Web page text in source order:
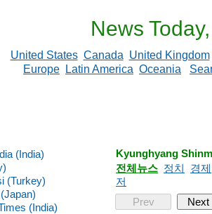
News
United States Canada United Kingdom
Europe
Latin America Oceania
(India)
(Turkey)
(India)
Kyunghyang
전체뉴스 정치
경제
저
Prev
Next